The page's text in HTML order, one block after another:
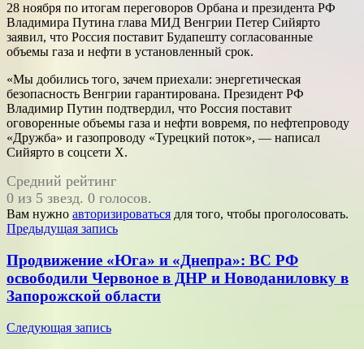
28 ноября по итогам переговоров Орбана и президента РФ
Владимира Путина глава МИД Венгрии Петер Сийярто
заявил, что Россия поставит Будапешту согласованные
объемы газа и нефти в установленный срок.
«Мы добились того, зачем приехали: энергетическая
безопасность Венгрии гарантирована. Президент РФ
Владимир Путин подтвердил, что Россия поставит
оговоренные объемы газа и нефти вовремя, по нефтепроводу
«Дружба» и газопроводу «Турецкий поток», — написал
Сийярто в соцсети Х.
Средний рейтинг
0 из 5 звезд. 0 голосов.
Вам нужно авторизироваться для того, чтобы проголосовать.
Навигация
по
записям
Предыдущая запись
Продвижение «Юга» и «Днепра»: ВС РФ
освободили Червоное в ДНР и Новоданиловку в
Запорожской области
Следующая запись